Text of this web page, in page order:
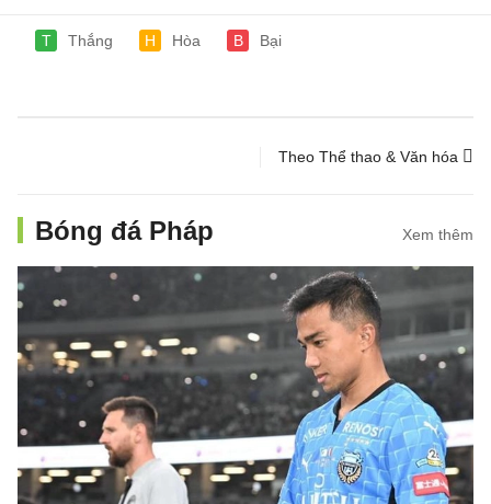
T Thắng H Hòa B Bại
Theo Thể thao & Văn hóa
Bóng đá Pháp Xem thêm